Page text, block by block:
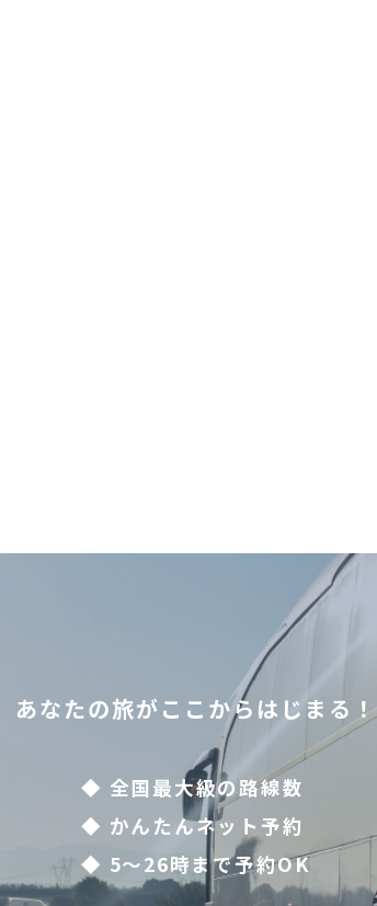
あなたの旅がここからはじまる！
◆ 全国最大級の路線数
◆ かんたんネット予約
◆ 5〜26時まで予約OK